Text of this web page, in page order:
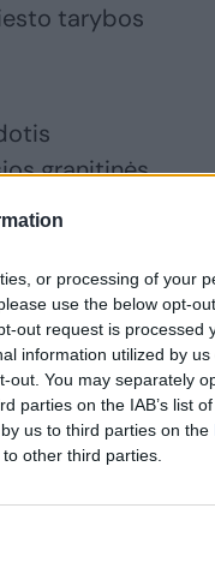
or processing of your
use the below opt-
out request is processed
information utilized by
out. You may separately
parties on the IAB’s list
us to third parties on the
other third parties.
tarybos
granitinės